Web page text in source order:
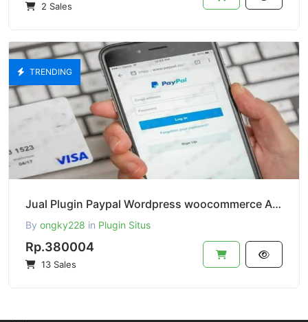
2 Sales
TRENDING
Jual Plugin Paypal Wordpress woocommerce Auto Convert Dari IDR Currency Web Ke USD Paypal Currency
By ongky228 in Plugin Situs
Rp.380004
13 Sales